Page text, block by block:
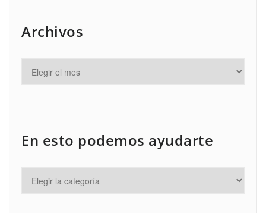
Archivos
En esto podemos ayudarte